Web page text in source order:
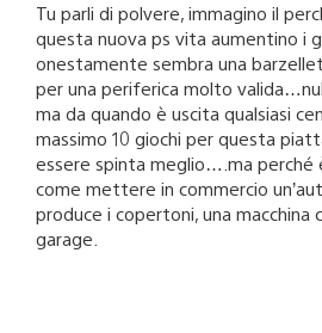
Tu parli di polvere, immagino il
questa nuova ps vita aumentino i
onestamente sembra una
per una periferica molto
ma da quando è uscita qualsiasi
massimo 10 giochi per questa
essere spinta meglio….ma perché
come mettere in commercio
produce i copertoni, una macchina
garage.